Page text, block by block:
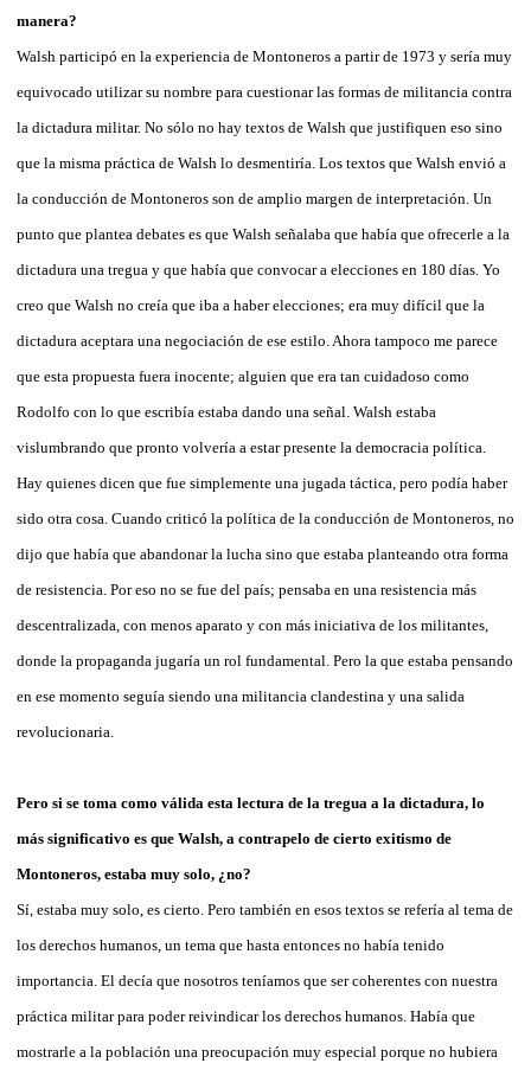
manera?
Walsh participó en la experiencia de Montoneros a partir de 1973 y sería muy
equivocado utilizar su nombre para cuestionar las formas de militancia contra
la dictadura militar. No sólo no hay textos de Walsh que justifiquen eso sino
que la misma práctica de Walsh lo desmentiría. Los textos que Walsh envió a
la conducción de Montoneros son de amplio margen de interpretación. Un
punto que plantea debates es que Walsh señalaba que había que ofrecerle a la
dictadura una tregua y que había que convocar a elecciones en 180 días. Yo
creo que Walsh no creía que iba a haber elecciones; era muy difícil que la
dictadura aceptara una negociación de ese estilo. Ahora tampoco me parece
que esta propuesta fuera inocente; alguien que era tan cuidadoso como
Rodolfo con lo que escribía estaba dando una señal. Walsh estaba
vislumbrando que pronto volvería a estar presente la democracia política.
Hay quienes dicen que fue simplemente una jugada táctica, pero podía haber
sido otra cosa. Cuando criticó la política de la conducción de Montoneros, no
dijo que había que abandonar la lucha sino que estaba planteando otra forma
de resistencia. Por eso no se fue del país; pensaba en una resistencia más
descentralizada, con menos aparato y con más iniciativa de los militantes,
donde la propaganda jugaría un rol fundamental. Pero la que estaba pensando
en ese momento seguía siendo una militancia clandestina y una salida
revolucionaria.
Pero si se toma como válida esta lectura de la tregua a la dictadura, lo
más significativo es que Walsh, a contrapelo de cierto exitismo de
Montoneros, estaba muy solo, ¿no?
Sí, estaba muy solo, es cierto. Pero también en esos textos se refería al tema de
los derechos humanos, un tema que hasta entonces no había tenido
importancia. El decía que nosotros teníamos que ser coherentes con nuestra
práctica militar para poder reivindicar los derechos humanos. Había que
mostrarle a la población una preocupación muy especial porque no hubiera